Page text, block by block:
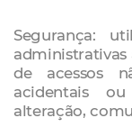
Segurança:
administrativas
de acessos
acidentais
alteração,